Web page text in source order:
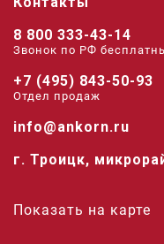
8 800 333-43-14
Звонок по РФ
+7 (495) 843-50-93
Отдел продаж
info@ankorn.ru
г. Троицк,
Показать на карте